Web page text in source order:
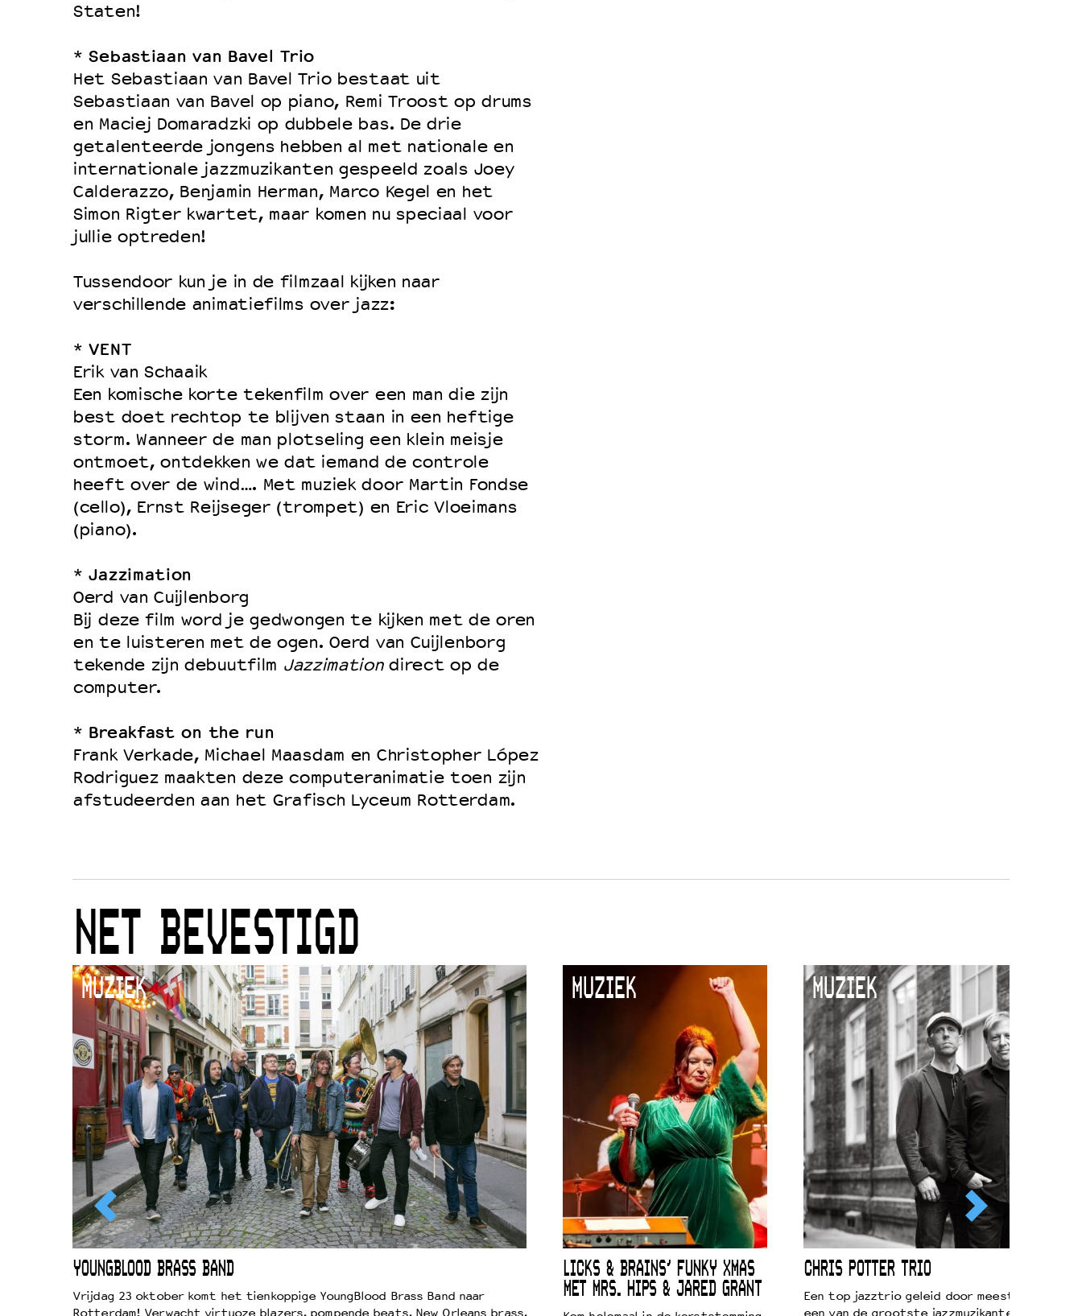
Staten!
* Sebastiaan van Bavel Trio
Het Sebastiaan van Bavel Trio bestaat uit
Sebastiaan van Bavel op piano, Remi Troost op drums
en Maciej Domaradzki op dubbele bas. De drie
getalenteerde jongens hebben al met nationale en
internationale jazzmuzikanten gespeeld zoals Joey
Calderazzo, Benjamin Herman, Marco Kegel en het
Simon Rigter kwartet, maar komen nu speciaal voor
jullie optreden!
Tussendoor kun je in de filmzaal kijken naar
verschillende animatiefilms over jazz:
* VENT
Erik van Schaaik
Een komische korte tekenfilm over een man die zijn
best doet rechtop te blijven staan in een heftige
storm. Wanneer de man plotseling een klein meisje
ontmoet, ontdekken we dat iemand de controle
heeft over de wind…. Met muziek door Martin Fondse
(cello), Ernst Reijseger (trompet) en Eric Vloeimans
(piano).
* Jazzimation
Oerd van Cuijlenborg
Bij deze film word je gedwongen te kijken met de oren
en te luisteren met de ogen. Oerd van Cuijlenborg
tekende zijn debuutfilm Jazzimationdirect op de
computer.
* Breakfast on the run
Frank Verkade, Michael Maasdam en Christopher López
Rodriguez maakten deze computeranimatie toen zijn
afstudeerden aan het Grafisch Lyceum Rotterdam.
NET BEVESTIGD
MUZIEK
YOUNGBLOOD BRASS BAND
Vrijdag 23 oktober komt het tienkoppige YoungBlood Brass Band naar
Rotterdam! Verwacht virtuoze blazers, pompende beats, New Orleans brass,
MUZIEK
LICKS & BRAINS’ FUNKY XMAS
MET MRS. HIPS & JARED GRANT
MUZIEK
CHRIS POTTER TRIO
Een top jazztrio geleid door
een van de grootste jazzmuzikanten van zijn